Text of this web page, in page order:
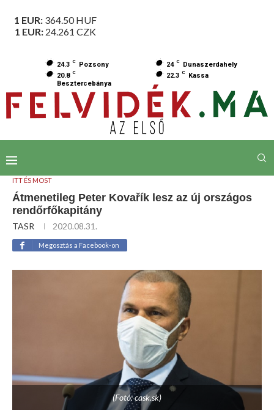
1 EUR: 364.50HUF
1 EUR: 24.261 CZK
24.3 C Pozsony 24 C
Dunaszerdahely
20.8 C
Besztercebánya
22.3 C Kassa
ITT ÉS MOST
Átmenetileg Peter Kovařík lesz az új országos
rendőrfőkapitány
TASR 2020.08.31.
Megosztás a Facebook-on
(Fotó: cask.sk)